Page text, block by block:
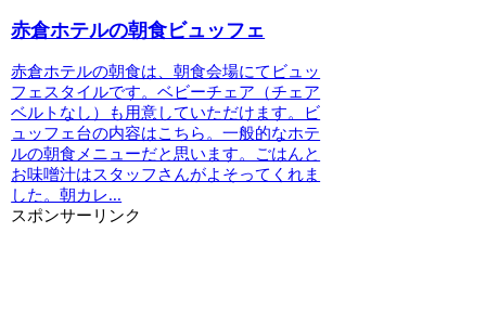
赤倉ホテルの朝食ビュッフェ
赤倉ホテルの朝食は、朝食会場にてビュッ
フェスタイルです。ベビーチェア（チェア
ベルトなし）も用意していただけます。ビ
ュッフェ台の内容はこちら。一般的なホテ
ルの朝食メニューだと思います。ごはんと
お味噌汁はスタッフさんがよそってくれま
した。朝カレ...
スポンサーリンク